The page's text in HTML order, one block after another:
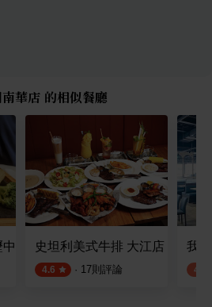
華店 的相似餐廳
中山店史坦利美式牛排 大江店
4.6 · 17則評論
我
4.1